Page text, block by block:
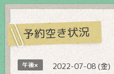
予約空き状況
午後× 2022-07-08 (金)